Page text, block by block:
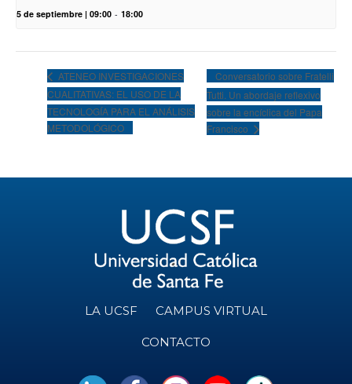
5 de septiembre | 09:00 - 18:00
ATENEO INVESTIGACIONES
CUALITATIVAS: EL USO DE LA
TECNOLOGÍA PARA EL ANÁLISIS
METODOLÓGICO
Conversatorio sobre Fratelli
Tutti. Un abordaje reflexivo
sobre la encíclica del Papa
Francisco
LA UCSF CAMPUS VIRTUAL
CONTACTO